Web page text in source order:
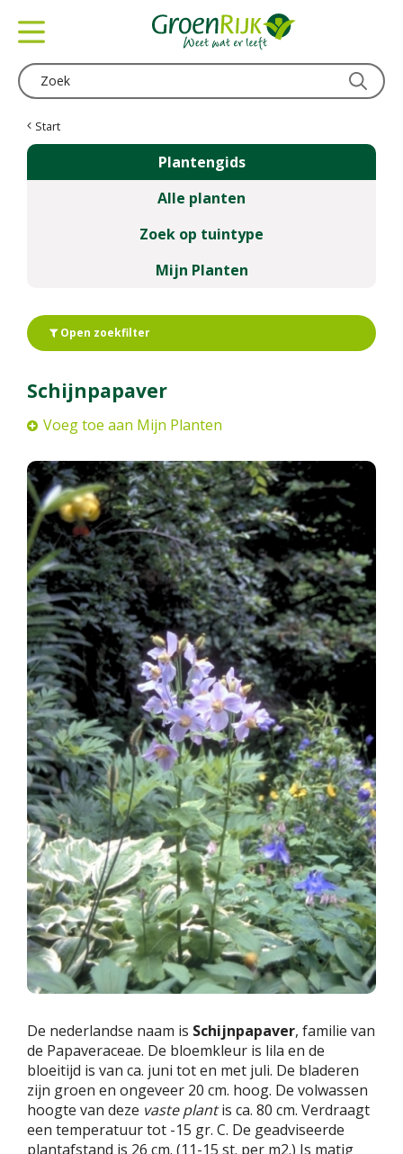
Start
Plantengids
Alle planten
Zoek op tuintype
Mijn Planten
Open zoekfilter
Schijnpapaver
Voeg toe aan Mijn Planten
De nederlandse naam is Schijnpapaver, familie van
de Papaveraceae. De bloemkleur is lila en de
bloeitijd is van ca. juni tot en met juli. De bladeren
zijn groen en ongeveer 20 cm. hoog. De volwassen
hoogte van deze vaste plantis ca. 80 cm. Verdraagt
een temperatuur tot -15 gr. C. De geadviseerde
plantafstand is 26 cm. (11-15 st. per m2.) Is matig